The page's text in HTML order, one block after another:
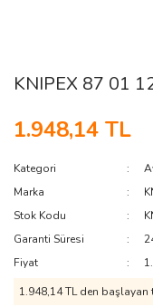
KNIPEX 87 01
1.948,14 TL
Kategori
Marka
Stok Kodu
Garanti Süresi
Fiyat
1.948,14 TL den başlayan